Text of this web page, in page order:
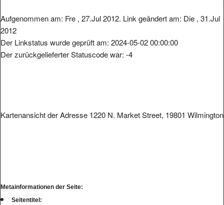
Aufgenommen am: Fre , 27.Jul 2012. Link geändert am: Die , 31.Jul
2012
Der Linkstatus wurde geprüft am: 2024-05-02 00:00:00
Der zurückgelieferter Statuscode war: -4
Kartenansicht der Adresse 1220 N. Market Street, 19801 Wilmington
Metainformationen der Seite:
Seitentitel: